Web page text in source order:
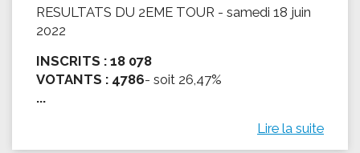
RESULTATS DU 2EME TOUR - samedi 18 juin
2022
INSCRITS : 18 078
VOTANTS : 4786- soit 26,47%
...
Lire la suite